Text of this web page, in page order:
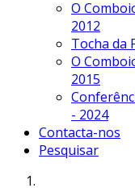
O
2012
Tocha da
O
2015
- 2024
Contacta-nos
Pesquisar